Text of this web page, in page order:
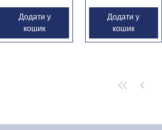
Додати у
кошик
Додати у
кошик